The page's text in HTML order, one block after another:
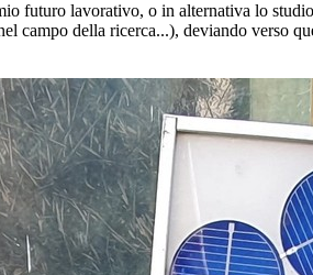
futuro lavorativo, o in alternativa lo
campo della ricerca...), deviando verso